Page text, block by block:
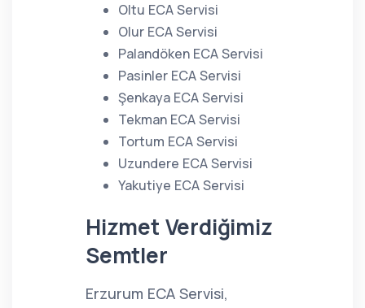
Oltu ECA Servisi
Olur ECA Servisi
Palandöken ECA Servisi
Pasinler ECA Servisi
Şenkaya ECA Servisi
Tekman ECA Servisi
Tortum ECA Servisi
Uzundere ECA Servisi
Yakutiye ECA Servisi
Hizmet Verdiğimiz
Semtler
Erzurum ECA Servisi,